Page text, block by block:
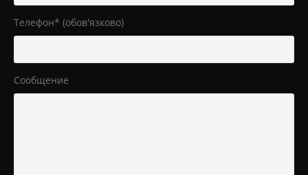
Телефон* (обов'язково)
Сообщение